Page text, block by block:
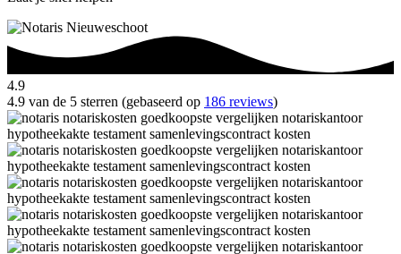
4.9
4.9 van de 5 sterren (gebaseerd op 186 reviews)